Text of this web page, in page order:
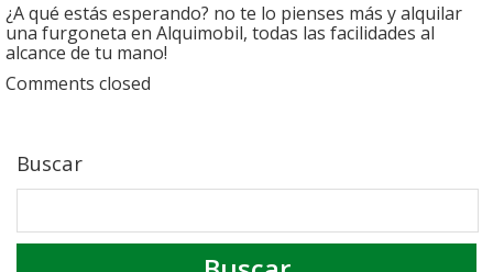
¿A qué estás esperando? no te lo pienses más y alquilar
una furgoneta en Alquimobil, todas las facilidades al
alcance de tu mano!
Comments closed
Buscar